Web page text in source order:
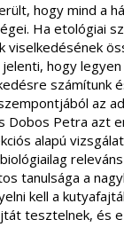
hogy mind a
Ha etológiai
hogy
számítunk
az
Petra azt
alapú
tanulsága a
kell a
tesztelnek, és